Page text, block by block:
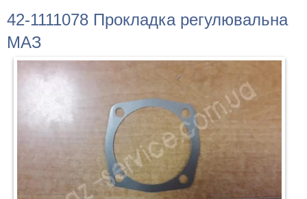
42-1111078 Прокладка регулювальна
МАЗ